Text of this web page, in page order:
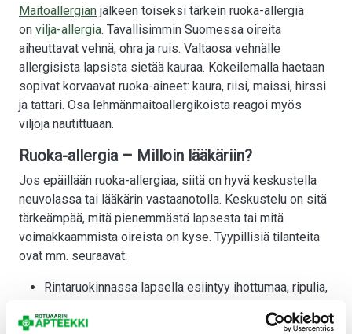
Maitoallergian jälkeen toiseksi tärkein ruoka-allergia
on vilja-allergia. Tavallisimmin Suomessa oireita
aiheuttavat vehnä, ohra ja ruis. Valtaosa vehnälle
allergisista lapsista sietää kauraa. Kokeilemalla haetaan
sopivat korvaavat ruoka-aineet: kaura, riisi, maissi, hirssi
ja tattari. Osa lehmänmaitoallergikoista reagoi myös
viljoja nautittuaan.
Ruoka-allergia – Milloin lääkäriin?
Jos epäillään ruoka-allergiaa, siitä on hyvä keskustella
neuvolassa tai lääkärin vastaanotolla. Keskustelu on sitä
tärkeämpää, mitä pienemmästä lapsesta tai mitä
voimakkaammista oireista on kyse. Tyypillisiä tilanteita
ovat mm. seuraavat:
Rintaruokinnassa lapsella esiintyy ihottumaa, ripulia,
itkuisuutta.